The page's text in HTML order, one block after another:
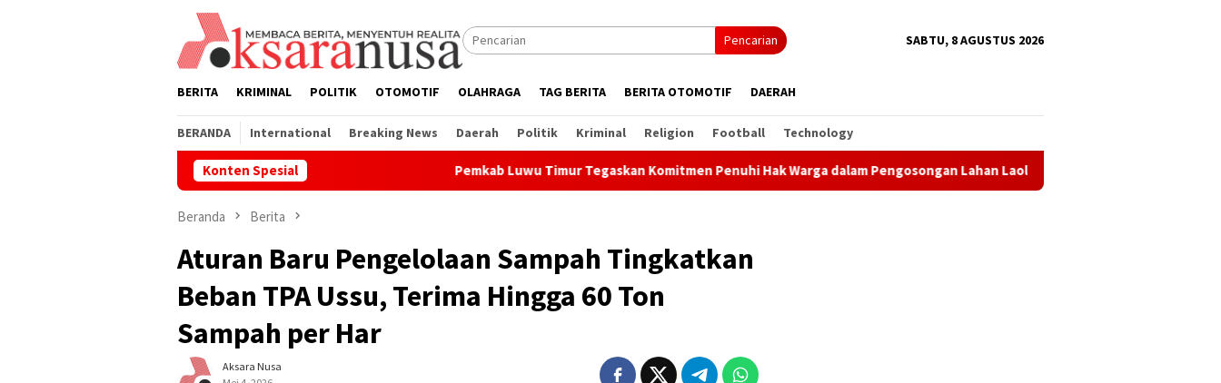
Pencarian SABTU, 8 AGUSTUS 2026
BERITA KRIMINAL POLITIK OTOMOTIF OLAHRAGA TAG BERITA BERITA OTOMOTIF DAERAH
BERANDA International Breaking News Daerah Politik Kriminal Religion Football Technology
Konten Spesial Pemkab Luwu Timur Tegaskan Komitmen Penuhi Hak Warga dalam Pengosongan Lahan Laoli Penertiban Lahan di Dusun Laoli
Beranda Berita
Aturan Baru Pengelolaan Sampah Tingkatkan
Beban TPA Ussu, Terima Hingga 60 Ton
Sampah per Har
Aksara Nusa